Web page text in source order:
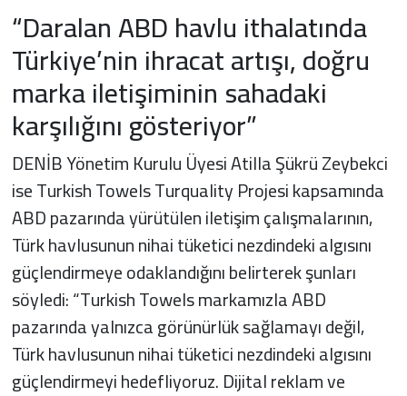
“Daralan ABD havlu ithalatında
Türkiye’nin ihracat artışı, doğru
marka iletişiminin sahadaki
karşılığını gösteriyor”
DENİB Yönetim Kurulu Üyesi Atilla Şükrü Zeybekci
ise Turkish Towels Turquality Projesi kapsamında
ABD pazarında yürütülen iletişim çalışmalarının,
Türk havlusunun nihai tüketici nezdindeki algısını
güçlendirmeye odaklandığını belirterek şunları
söyledi: “Turkish Towels markamızla ABD
pazarında yalnızca görünürlük sağlamayı değil,
Türk havlusunun nihai tüketici nezdindeki algısını
güçlendirmeyi hedefliyoruz. Dijital reklam ve